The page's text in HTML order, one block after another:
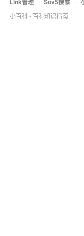
Link管理 · Sov5搜索 ·
小百科 - 百科知识指南